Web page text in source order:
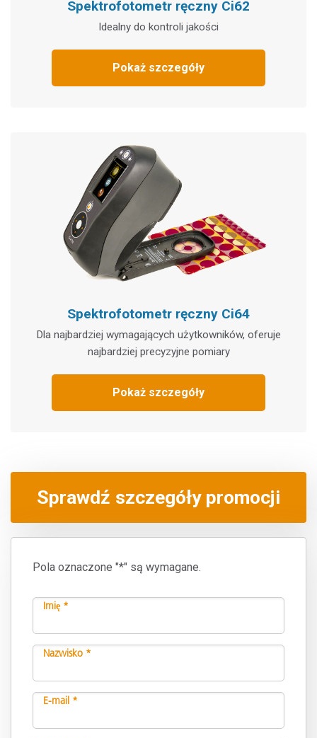
Spektrofotometr ręczny Ci62
Idealny do kontroli jakości
Pokaż szczegóły
Spektrofotometr ręczny Ci64
Dla najbardziej wymagających użytkowników, oferuje
najbardziej precyzyjne pomiary
Pokaż szczegóły
Sprawdź szczegóły promocji
Pola oznaczone "*" są wymagane.
Imię *
Nazwisko *
E-mail *